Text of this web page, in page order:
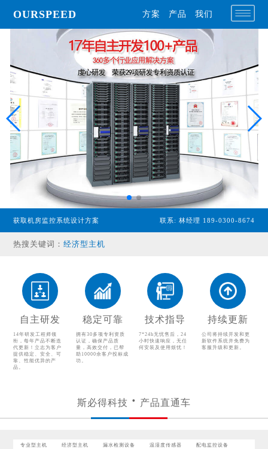
OURSPEED 方案 产品 我们
获取机房监控系统设计方案 联系: 林经理 189-0300-8674
热搜关键词：
专业型主机
经济型主机
漏水检测设备
配电监控设备
气体监控设备
其他配件产品
自主研发
14年研发工程师领
衔，每年产品不断迭
代更新！立志为客户
提供稳定、安全、可
靠、性能优异的产
品。
稳定可靠
拥有30多项专利资质
认证，确保产品质
量，高效交付，已帮
助10000余客户投标成
功。
技术指导
7*24h无忧售后，24
小时快速响应，无任
何安装及使用烦忧！
持续更新
公司将持续开发和更
新软件系统并免费为
客服升级和更新。
斯必得科技 产品直通车
专业型主机 经济型主机 漏水检测设备 温湿度传感器 配电监控设备